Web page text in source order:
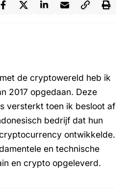
de cryptowereld heb ik
2017 opgedaan. Deze
versterkt toen ik besloot af
bedrijf dat hun
ontwikkelde.
en technische
en crypto opgeleverd.